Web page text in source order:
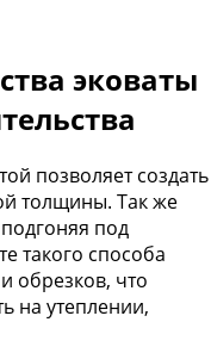
эковаты
позволяет создать
толщины. Так же
под
такого способа
обрезков, что
на утеплении,